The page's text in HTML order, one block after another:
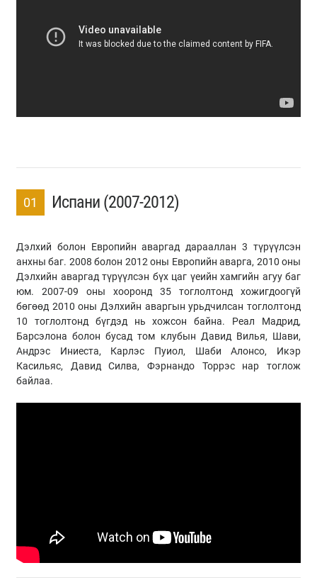
01 Испани (2007-2012)
Дэлхий болон Европийн аваргад дарааллан 3 түрүүлсэн
анхны баг. 2008 болон 2012 оны Европийн аварга, 2010 оны
Дэлхийн аваргад түрүүлсэн бүх цаг үеийн хамгийн агуу баг
юм. 2007-09 оны хооронд 35 тоглолтонд хожигдоогүй
бөгөөд 2010 оны Дэлхийн аваргын урьдчилсан тоглолтонд
10 тоглолтонд бүгдэд нь хожсон байна. Реал Мадрид,
Барсэлона болон бусад том клубын Давид Вилья, Шави,
Андрэс Иниеста, Карлэс Пуиол, Шаби Алонсо, Икэр
Касильяс, Давид Силва, Фэрнандо Торрэс нар тоглож
байлаа.